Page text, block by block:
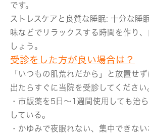
です。
ストレスケアと良質な睡眠: 十分な睡
味などでリラックスする時間を作り
しょう。
受診をした方が良い場合は？
「いつもの肌荒れだから」と放置せ
出たらすぐに当院を受診してください
・市販薬を5日～1週間使用しても治
している。
・かゆみで夜眠れない、集中できな